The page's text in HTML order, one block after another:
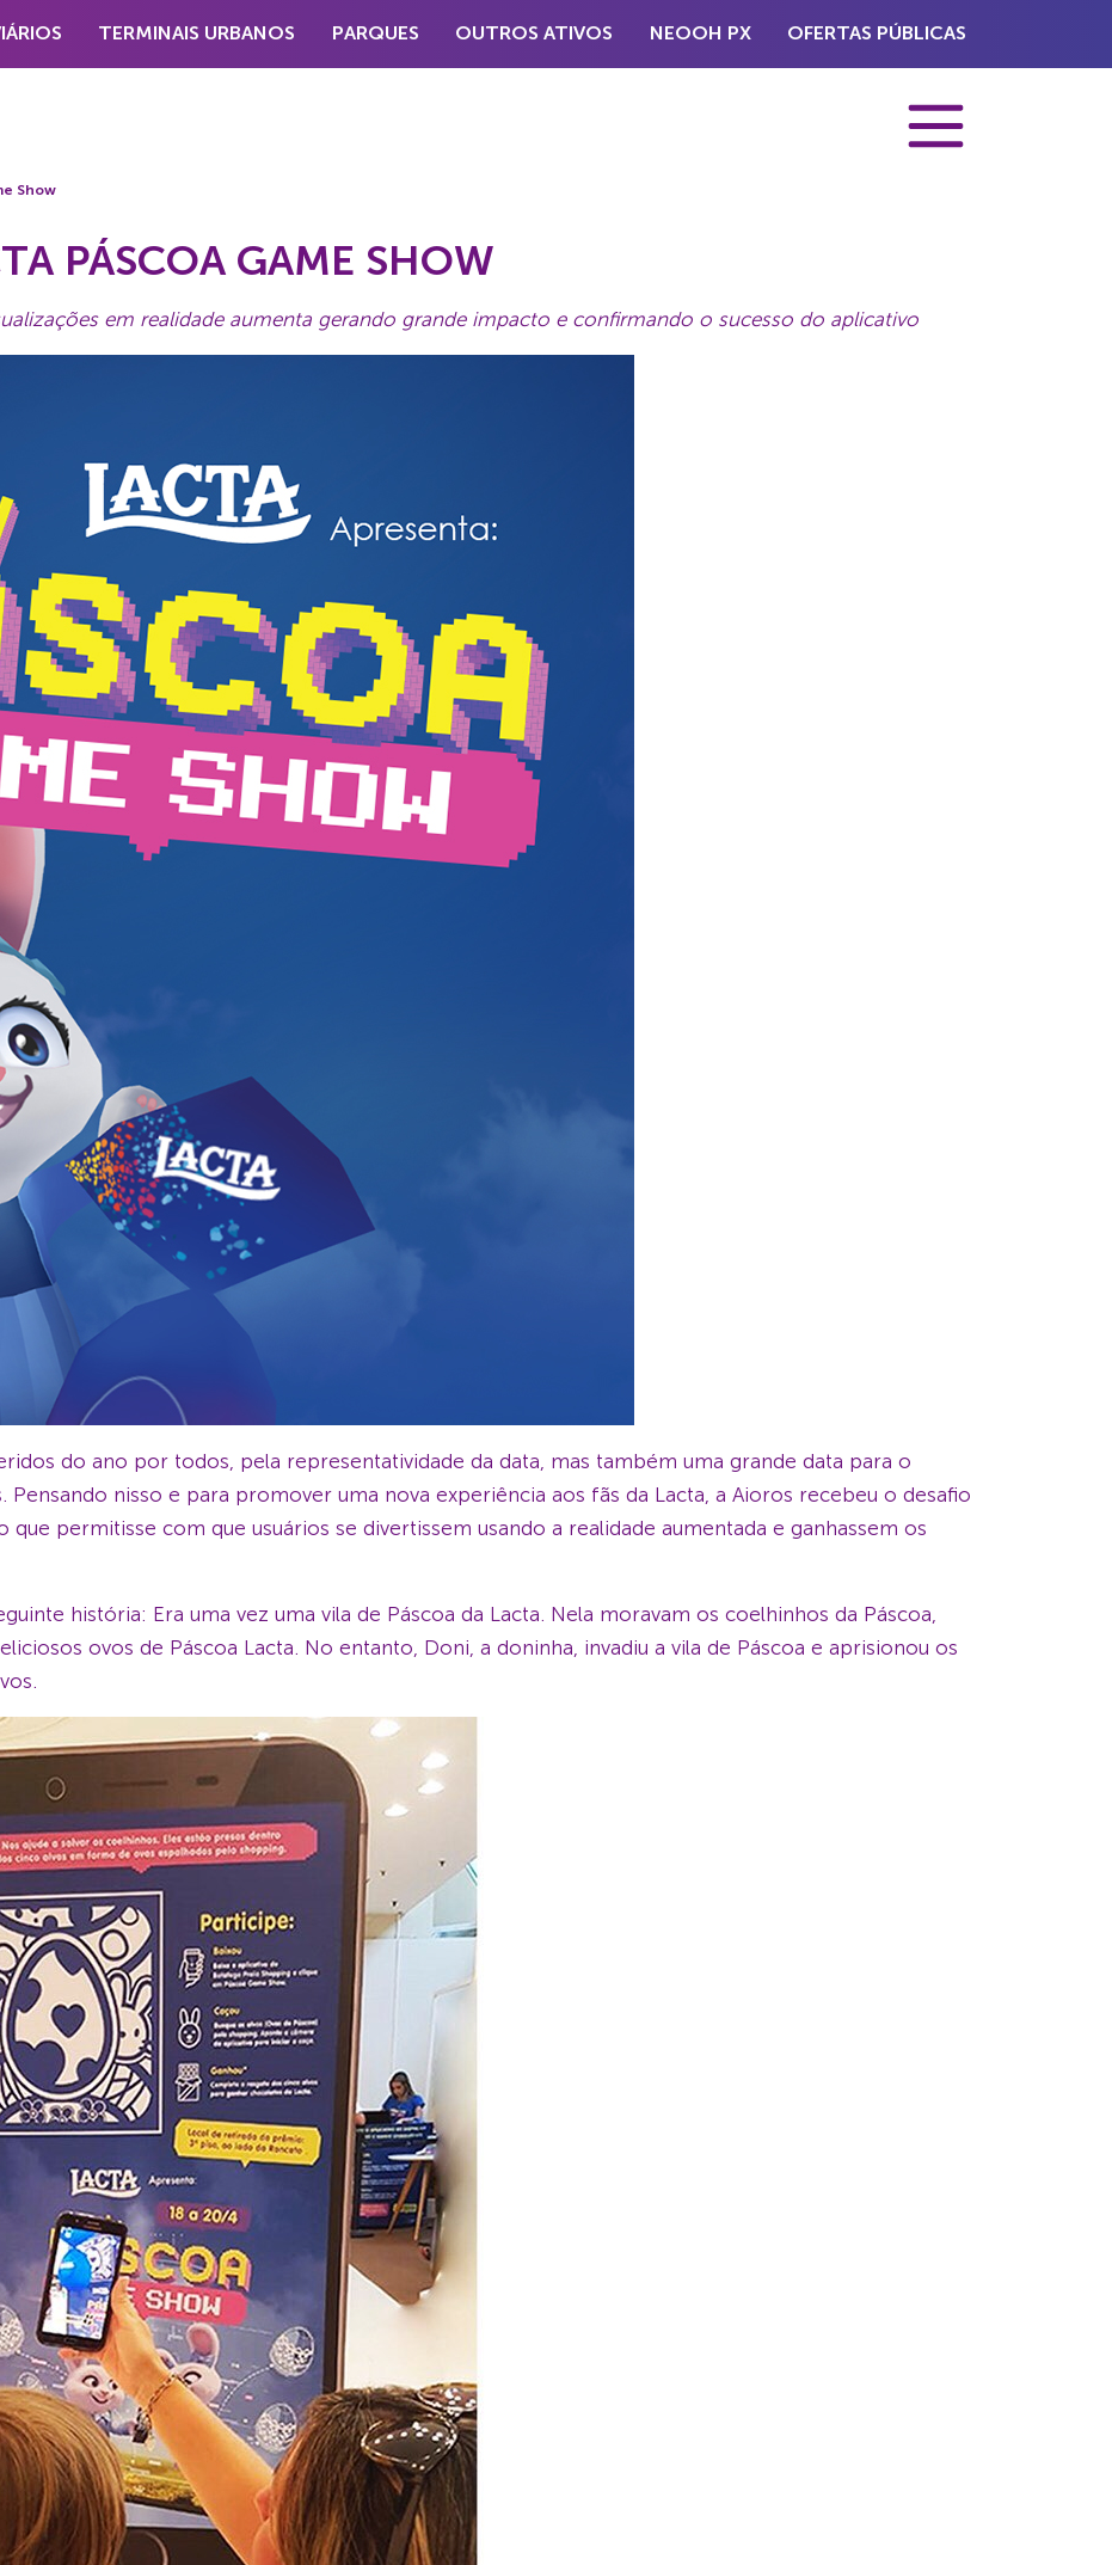
TERMINAIS URBANOS PARQUES OUTROS ATIVOS NEOOH PX OFERTAS PÚBLICAS
Show
PÁSCOA GAME SHOW
em realidade aumenta gerando grande impacto e confirmando o sucesso do aplicativo
do ano por todos, pela representatividade da data, mas também uma grande data para o
nisso e para promover uma nova experiência aos fãs da Lacta, a Aioros recebeu o desafio
permitisse com que usuários se divertissem usando a realidade aumentada e ganhassem os
história: Era uma vez uma vila de Páscoa da Lacta. Nela moravam os coelhinhos da Páscoa,
ovos de Páscoa Lacta. No entanto, Doni, a doninha, invadiu a vila de Páscoa e aprisionou os